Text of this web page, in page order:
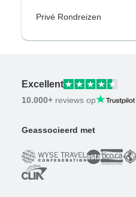
Privé Rondreizen
Excellent
10.000+ reviews op
Geassocieerd met